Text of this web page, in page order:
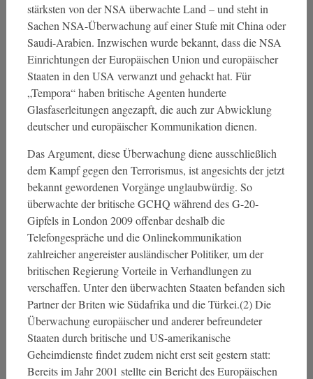
stärksten von der NSA überwachte Land – und steht in
Sachen NSA-Überwachung auf einer Stufe mit China oder
Saudi-Arabien. Inzwischen wurde bekannt, dass die NSA
Einrichtungen der Europäischen Union und europäischer
Staaten in den USA verwanzt und gehackt hat. Für
„Tempora“ haben britische Agenten hunderte
Glasfaserleitungen angezapft, die auch zur Abwicklung
deutscher und europäischer Kommunikation dienen.
Das Argument, diese Überwachung diene ausschließlich
dem Kampf gegen den Terrorismus, ist angesichts der jetzt
bekannt gewordenen Vorgänge unglaubwürdig. So
überwachte der britische GCHQ während des G-20-
Gipfels in London 2009 offenbar deshalb die
Telefongespräche und die Onlinekommunikation
zahlreicher angereister ausländischer Politiker, um der
britischen Regierung Vorteile in Verhandlungen zu
verschaffen. Unter den überwachten Staaten befanden sich
Partner der Briten wie Südafrika und die Türkei.(2) Die
Überwachung europäischer und anderer befreundeter
Staaten durch britische und US-amerikanische
Geheimdienste findet zudem nicht erst seit gestern statt:
Bereits im Jahr 2001 stellte ein Bericht des Europäischen